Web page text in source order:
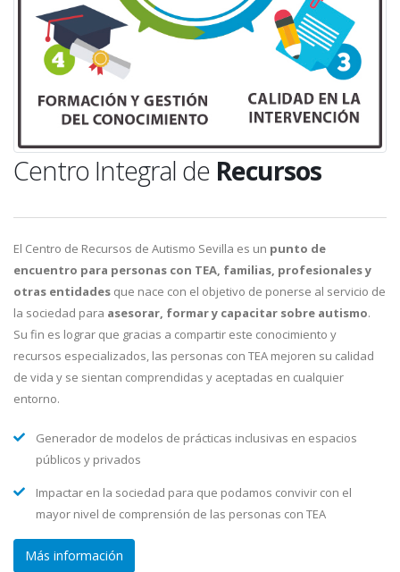
Centro Integral de Recursos
El Centro de Recursos de Autismo Sevilla es un punto de
encuentro para personas con TEA, familias, profesionales y
otras entidades que nace con el objetivo de ponerse al servicio de
la sociedad para asesorar, formar y capacitar sobre autismo.
Su fin es lograr que gracias a compartir este conocimiento y
recursos especializados, las personas con TEA mejoren su calidad
de vida y se sientan comprendidas y aceptadas en cualquier
entorno.
Generador de modelos de prácticas inclusivas en espacios
públicos y privados
Impactar en la sociedad para que podamos convivir con el
mayor nivel de comprensión de las personas con TEA
Más información